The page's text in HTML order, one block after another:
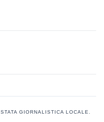
GIORNALISTICA LOCALE.